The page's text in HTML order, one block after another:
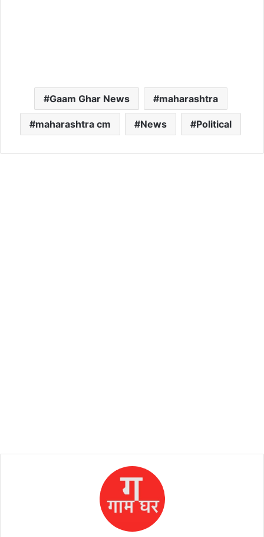
Gaam Ghar News maharashtra
maharashtra cm News Political